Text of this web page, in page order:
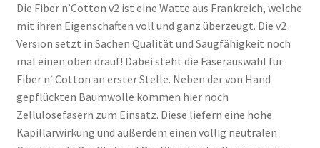
Die Fiber n’Cotton v2 ist eine Watte aus Frankreich, welche
mit ihren Eigenschaften voll und ganz überzeugt. Die v2
Version setzt in Sachen Qualität und Saugfähigkeit noch
mal einen oben drauf! Dabei steht die Faserauswahl für
Fiber n‘ Cotton an erster Stelle. Neben der von Hand
gepflückten Baumwolle kommen hier noch
Zellulosefasern zum Einsatz. Diese liefern eine hohe
Kapillarwirkung und außerdem einen völlig neutralen